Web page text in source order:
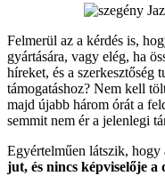
Felmerül az a kérdés is,
gyártására, vagy elég, ha
híreket, és a szerkesztőség
támogatáshoz? Nem kell
majd újabb három órát a
semmit nem ér a jelenlegi
Egyértelműen látszik, hogy
jut, és nincs képviselője a